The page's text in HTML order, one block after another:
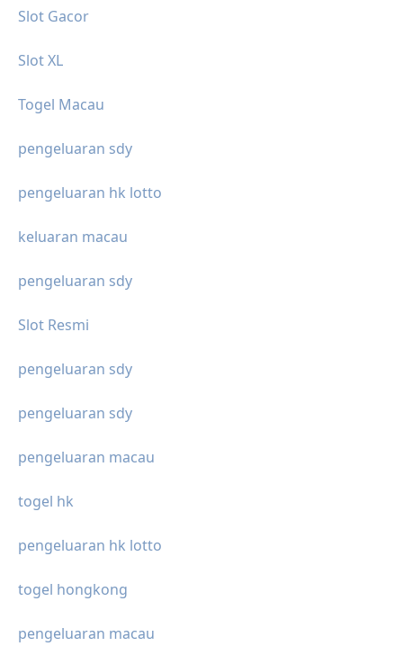
Slot Gacor
Slot XL
Togel Macau
pengeluaran sdy
pengeluaran hk lotto
keluaran macau
pengeluaran sdy
Slot Resmi
pengeluaran sdy
pengeluaran sdy
pengeluaran macau
togel hk
pengeluaran hk lotto
togel hongkong
pengeluaran macau